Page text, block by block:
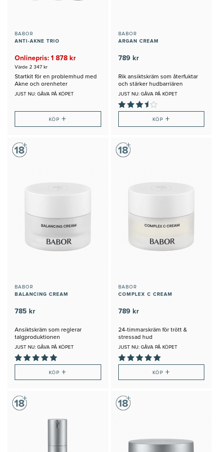
BABOR
ANTI-AKNE TRIO
Onlinepris: 1 878 kr
Värde 2 347 kr
Startkit för en problemhud med
Akne och orenheter
JUST NU: GÅVA PÅ KÖPET
KÖP+
BABOR
ARGAN CREAM
789 kr
Rik ansiktskräm som återfuktar
och stärker hudbarriären
JUST NU: GÅVA PÅ KÖPET
KÖP +
BABOR
BALANCING CREAM
785 kr
Ansiktskräm som reglerar
talgproduktionen
JUST NU: GÅVA PÅ KÖPET
KÖP+
BABOR
COMPLEX C CREAM
789 kr
24-timmarskräm för trött &
stressad hud
JUST NU: GÅVA PÅ KÖPET
KÖP +